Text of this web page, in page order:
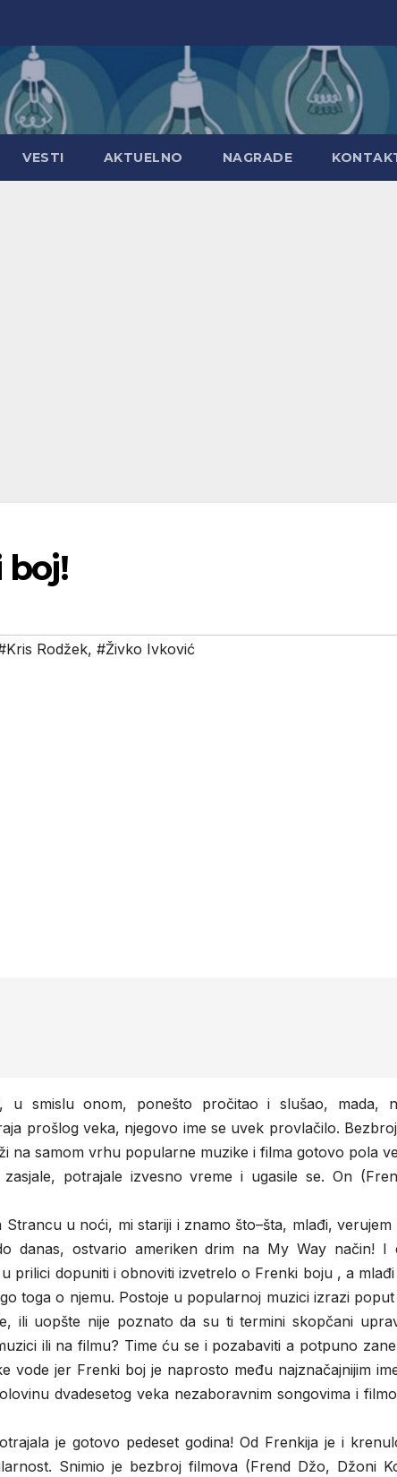
VESTI AKTUELNO NAGRADE
boj!
Rodžek, #Živko Ivković
smislu onom, ponešto pročitao i slušao, mada,
prošlog veka, njegovo ime se uvek provlačilo.
na samom vrhu popularne muzike i filma gotovo pola
potrajale izvesno vreme i ugasile se. On
u noći, mi stariji i znamo što–šta, mlađi, verujem
danas, ostvario ameriken drim na My Way način! I
u prilici dopuniti i obnoviti izvetrelo o Frenki boju , a
toga o njemu. Postoje u popularnoj muzici izrazi
ili uopšte nije poznato da su ti termini skopčani
ili na filmu? Time ću se i pozabaviti a potpuno
vode jer Frenki boj je naprosto među najznačajnijim
dvadesetog veka nezaboravnim songovima i
je gotovo pedeset godina! Od Frenkija je i
Snimio je bezbroj filmova (Frend Džo, Džoni